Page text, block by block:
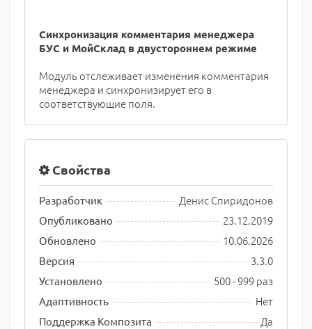
Синхронизация комментария менеджера
БУС и МойСклад в двустороннем режиме
Модуль отслеживает изменения комментария
менеджера и синхронизирует его в
соответствующие поля.
Свойства
Разработчик Денис Спиридонов
Опубликовано 23.12.2019
Обновлено 10.06.2026
Версия 3.3.0
Установлено 500 - 999 раз
Адаптивность Нет
Поддержка Композита Да